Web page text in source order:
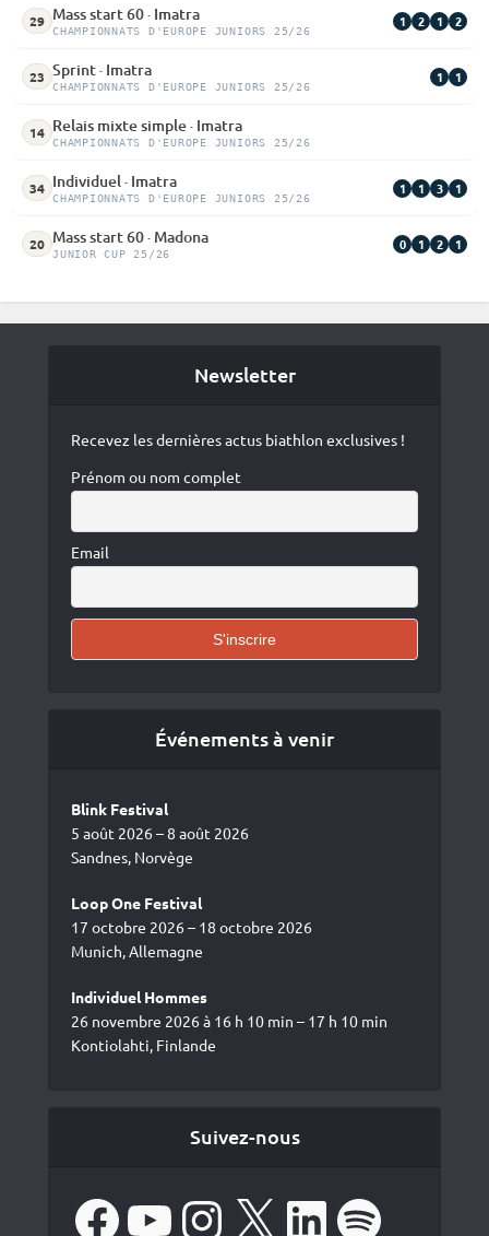
29 Mass start 60 · Imatra
CHAMPIONNATS D'EUROPE JUNIORS 25/26
1 2 1 2
23 Sprint · Imatra
CHAMPIONNATS D'EUROPE JUNIORS 25/26
1 1
14 Relais mixte simple · Imatra
CHAMPIONNATS D'EUROPE JUNIORS 25/26
34 Individuel · Imatra
CHAMPIONNATS D'EUROPE JUNIORS 25/26
1 1 3 1
20 Mass start 60 · Madona
JUNIOR CUP 25/26
0 1 2 1
Newsletter
Recevez les dernières actus biathlon exclusives !
Prénom ou nom complet
Email
Événements à venir
Blink Festival
5 août 2026 – 8 août 2026
Sandnes, Norvège
Loop One Festival
17 octobre 2026 – 18 octobre 2026
Munich, Allemagne
Individuel Hommes
26 novembre 2026 à 16 h 10 min – 17 h 10 min
Kontiolahti, Finlande
Suivez-nous
Facebook Instagram LinkedIn Spotify